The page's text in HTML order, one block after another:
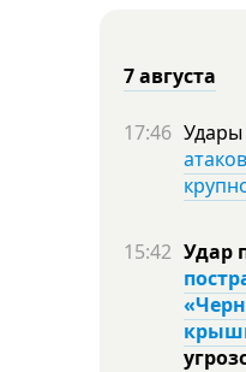
7 августа
17:46 Удары
15:42 Удар